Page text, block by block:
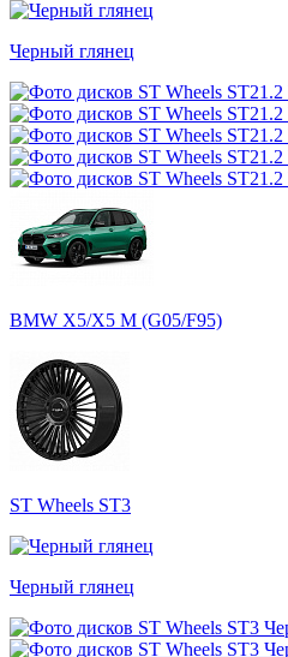
Черный глянец
BMW X5/X5 M (G05/F95)
ST Wheels ST3
Черный глянец